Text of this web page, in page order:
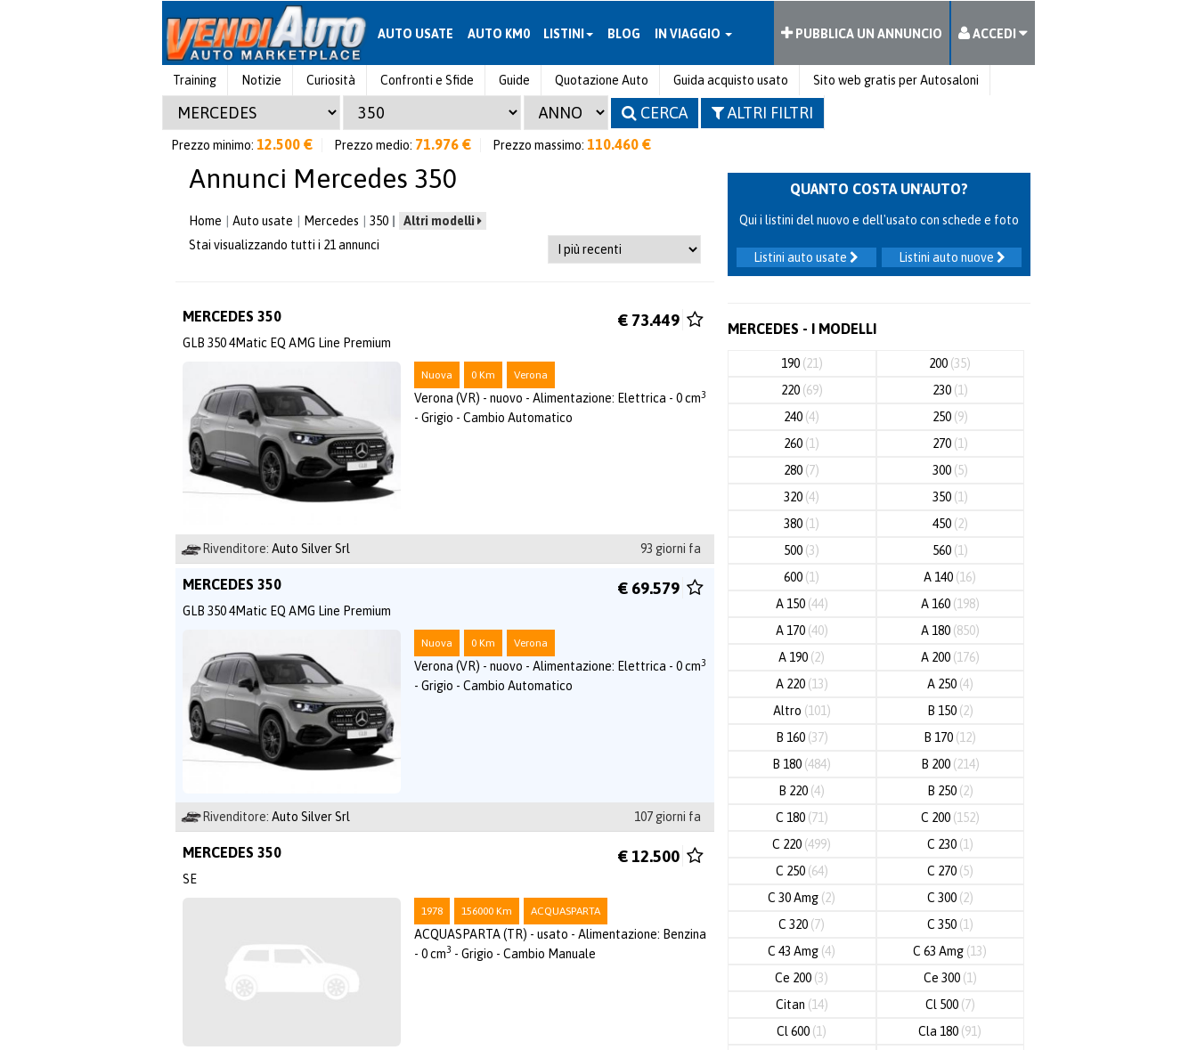
AUTO USATE AUTO KM0 LISTINI BLOG IN VIAGGIO PUBBLICA UN ANNUNCIO ACCEDI
Training Notizie Curiosità Confronti e Sfide Guide Quotazione Auto Guida acquisto usato Sito web gratis per Autosaloni
CERCA ALTRI FILTRI
Prezzo minimo: 12.500 € Prezzo medio: 71.976 € Prezzo massimo: 110.460 €
Annunci Mercedes 350
Home Auto usate Mercedes 350
Altri modelli
Stai visualizzando tutti i 21 annunci
MERCEDES 350
GLB 350 4Matic EQ AMG Line Premium
€ 73.449
Nuova 0 Km Verona
Verona (VR) - nuovo - Alimentazione: Elettrica - 0 cm3
- Grigio - Cambio Automatico
Rivenditore: Auto Silver Srl 93 giorni fa
MERCEDES 350
GLB 350 4Matic EQ AMG Line Premium
€ 69.579
Nuova 0 Km Verona
Verona (VR) - nuovo - Alimentazione: Elettrica - 0 cm3
- Grigio - Cambio Automatico
Rivenditore: Auto Silver Srl 107 giorni fa
MERCEDES 350
SE
€ 12.500
1978 156000 Km ACQUASPARTA
ACQUASPARTA (TR) - usato - Alimentazione: Benzina
- 0 cm3 - Grigio - Cambio Manuale
QUANTO COSTA UN'AUTO?
Qui i listini del nuovo e dell'usato con schede e foto
Listini auto nuove
Listini auto usate
MERCEDES - I MODELLI
190 (21) 200 (35)
220 (69) 230 (1)
240 (4) 250 (9)
260 (1) 270 (1)
280 (7) 300 (5)
320 (4) 350 (1)
380 (1) 450 (2)
500 (3) 560 (1)
600 (1) A 140 (16)
A 150 (44) A 160 (198)
A 170 (40) A 180 (850)
A 190 (2) A 200 (176)
A 220 (13) A 250 (4)
Altro (101) B 150 (2)
B 160 (37) B 170 (12)
B 180 (484) B 200 (214)
B 220 (4) B 250 (2)
C 180 (71) C 200 (152)
C 220 (499) C 230 (1)
C 250 (64) C 270 (5)
C 30 Amg (2) C 300 (2)
C 320 (7) C 350 (1)
C 43 Amg (4) C 63 Amg (13)
Ce 200 (3) Ce 300 (1)
Citan (14) Cl 500 (7)
Cl 600 (1) Cla 180 (91)